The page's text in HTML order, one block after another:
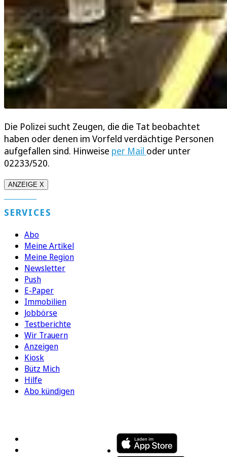
Die Polizei sucht Zeugen, die die Tat beobachtet
haben oder denen im Vorfeld verdächtige Personen
aufgefallen sind. Hinweise per Mail oder unter
02233/520.
ANZEIGE X
SERVICES
Abo
Meine Artikel
Meine Region
Newsletter
Push
E-Paper
Immobilien
Jobbörse
Testberichte
Wir Trauern
Anzeigen
Kiosk
Bütz Mich
Hilfe
Abo kündigen